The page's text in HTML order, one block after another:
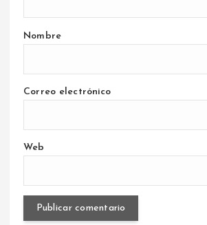
Nombre
Correo electrónico
Web